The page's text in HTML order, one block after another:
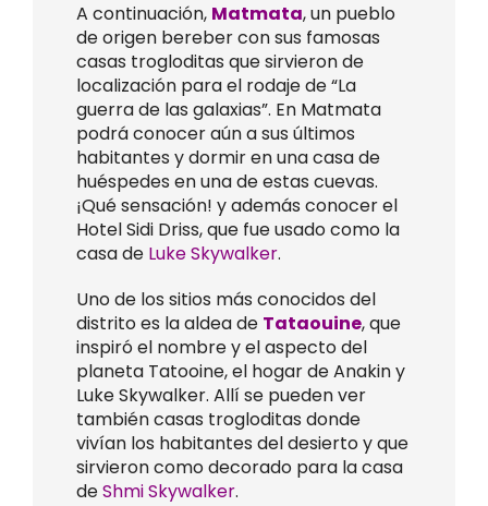
A continuación, Matmata, un pueblo
de origen bereber con sus famosas
casas trogloditas que sirvieron de
localización para el rodaje de “La
guerra de las galaxias”. En Matmata
podrá conocer aún a sus últimos
habitantes y dormir en una casa de
huéspedes en una de estas cuevas.
¡Qué sensación! y además conocer el
Hotel Sidi Driss, que fue usado como la
casa de Luke Skywalker.
Uno de los sitios más conocidos del
distrito es la aldea de Tataouine, que
inspiró el nombre y el aspecto del
planeta Tatooine, el hogar de Anakin y
Luke Skywalker. Allí se pueden ver
también casas trogloditas donde
vivían los habitantes del desierto y que
sirvieron como decorado para la casa
deShmi Skywalker.